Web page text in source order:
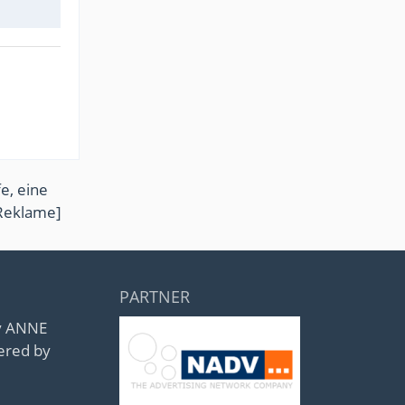
eine
by
PARTNER